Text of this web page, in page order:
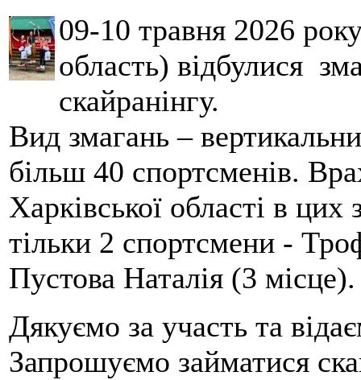
09-10 травня 2026
область) відбулися
скайранінгу.
Вид змагань –
більш 40 спортсменів.
Харківської області в
тільки 2 спортсмени -
Пустова Наталія (3 місце).
Дякуємо за участь та
Запрошуємо займатися